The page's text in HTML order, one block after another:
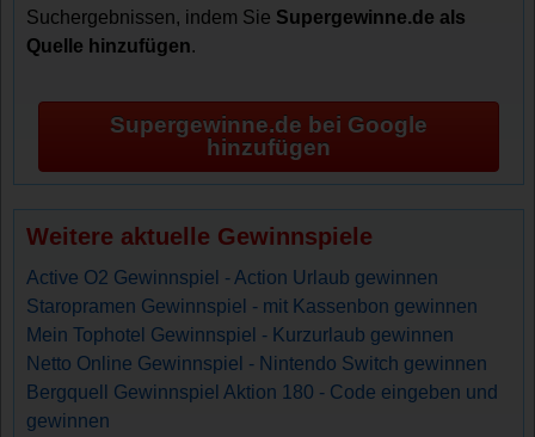
Suchergebnissen, indem Sie Supergewinne.de als
Quelle hinzufügen.
Supergewinne.de bei Google
hinzufügen
Weitere aktuelle Gewinnspiele
Active O2 Gewinnspiel - Action Urlaub gewinnen
Staropramen Gewinnspiel - mit Kassenbon gewinnen
Mein Tophotel Gewinnspiel - Kurzurlaub gewinnen
Netto Online Gewinnspiel - Nintendo Switch gewinnen
Bergquell Gewinnspiel Aktion 180 - Code eingeben und
gewinnen